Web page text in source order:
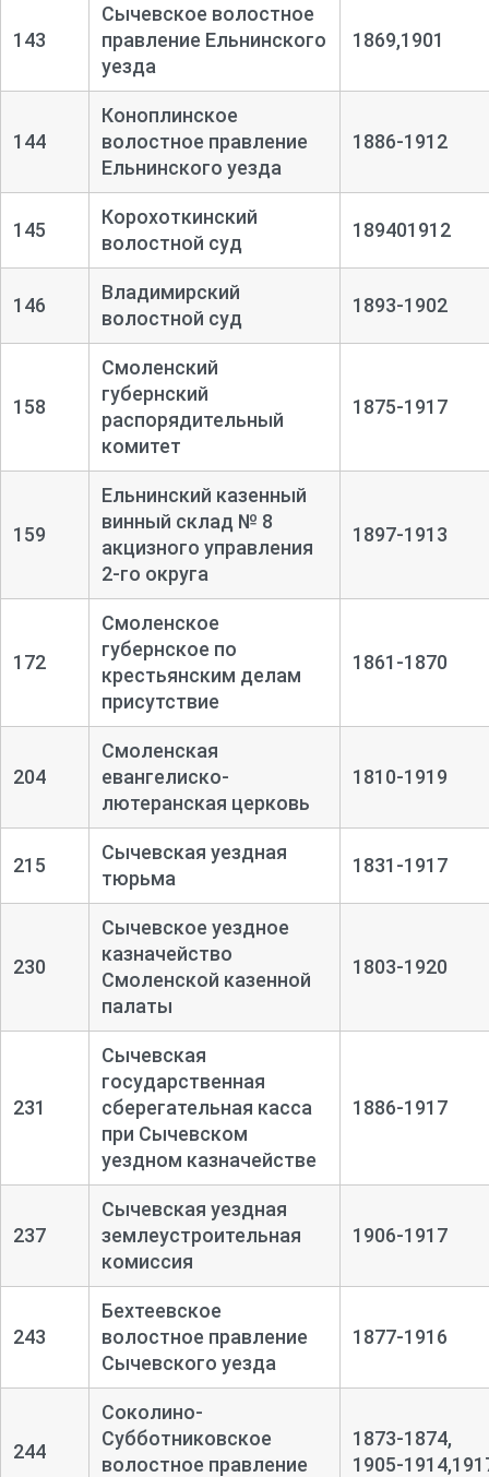
143
Сычевское волостное
правление Ельнинского
уезда
1869,1901
144
Коноплинское
волостное правление
Ельнинского уезда
1886-1912
145
Корохоткинский
волостной суд
189401912
146
Владимирский
волостной суд
1893-1902
158
Смоленский
губернский
распорядительный
комитет
1875-1917
159
Ельнинский казенный
винный склад № 8
акцизного управления
2-го округа
1897-1913
172
Смоленское
губернское по
крестьянским делам
присутствие
1861-1870
204
Смоленская
евангелиско-
лютеранская церковь
1810-1919
215
Сычевская уездная
тюрьма
1831-1917
230
Сычевское уездное
казначейство
Смоленской казенной
палаты
1803-1920
231
Сычевская
государственная
сберегательная касса
при Сычевском
уездном казначействе
1886-1917
237
Сычевская уездная
землеустроительная
комиссия
1906-1917
243
Бехтеевское
волостное правление
Сычевского уезда
1877-1916
244
Соколино-
Субботниковское
волостное правление
1873-1874,
1905-